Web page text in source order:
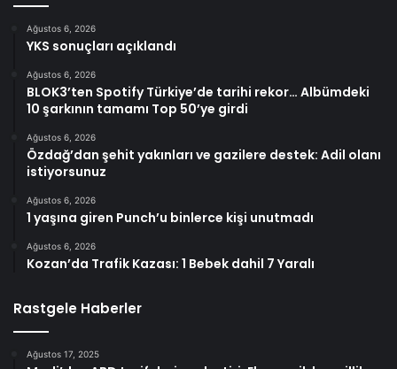
Ağustos 6, 2026
YKS sonuçları açıklandı
Ağustos 6, 2026
BLOK3’ten Spotify Türkiye’de tarihi rekor… Albümdeki
10 şarkının tamamı Top 50’ye girdi
Ağustos 6, 2026
Özdağ’dan şehit yakınları ve gazilere destek: Adil olanı
istiyorsunuz
Ağustos 6, 2026
1 yaşına giren Punch’u binlerce kişi unutmadı
Ağustos 6, 2026
Kozan’da Trafik Kazası: 1 Bebek dahil 7 Yaralı
Rastgele Haberler
Ağustos 17, 2025